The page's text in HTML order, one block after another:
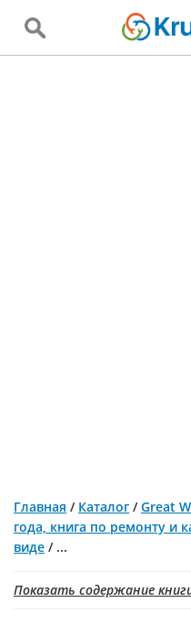
Главная / Каталог /Great
года, книга по ремонту и
виде / ...
Показать содержание